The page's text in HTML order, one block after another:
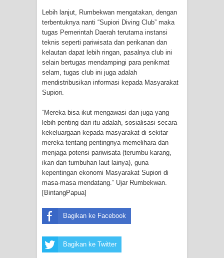
Protes Tumpukan Sampah dengan
Menghambur ke Tengah Jalan
Polres Jayapura Terima Laporan
Hilangnya Agustina Ester Bonsapia
Papua Siapkan 1000 Kuota Beasiswa
Mace
BRI Region 18 Jayapura Salurkan
Bantuan CSR untuk RS Bhayangkara
Bhayangkara ke-80
Indonesia Turns Remote Papua
Lebih lanjut, Rumbekwan mengatakan, dengan
terbentuknya nanti “Supiori Diving Club” maka
tugas Pemerintah Daerah terutama instansi
teknis seperti pariwisata dan perikanan dan
kelautan dapat lebih ringan, pasalnya club ini
selain bertugas mendampingi para penikmat
selam, tugas club ini juga adalah
mendistribusikan informasi kepada Masyarakat
Supiori.
“Mereka bisa ikut mengawasi dan juga yang
lebih penting dari itu adalah, sosialisasi secara
kekeluargaan kepada masyarakat di sekitar
mereka tentang pentingnya memelihara dan
menjaga potensi pariwisata (terumbu karang,
ikan dan tumbuhan laut lainya), guna
kepentingan ekonomi Masyarakat Supiori di
masa-masa mendatang.” Ujar Rumbekwan.
[BintangPapua]
Bagikan ke Facebook
Bagikan ke Twitter